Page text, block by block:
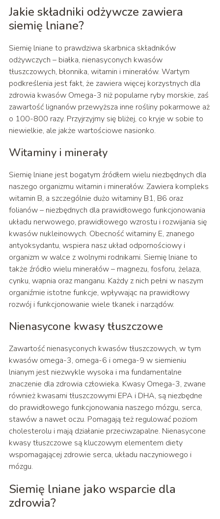
Jakie składniki odżywcze zawiera
siemię lniane?
Siemię lniane to prawdziwa skarbnica składników
odżywczych – białka, nienasyconych kwasów
tłuszczowych, błonnika, witamin i minerałów. Wartym
podkreślenia jest fakt, że zawiera więcej korzystnych dla
zdrowia kwasów Omega-3 niż popularne ryby morskie, zaś
zawartość lignanów przewyższa inne rośliny pokarmowe aż
o 100-800 razy. Przyjrzyjmy się bliżej, co kryje w sobie to
niewielkie, ale jakże wartościowe nasionko.
Witaminy i minerały
Siemię lniane jest bogatym źródłem wielu niezbędnych dla
naszego organizmu witamin i minerałów. Zawiera kompleks
witamin B, a szczególnie dużo witaminy B1, B6 oraz
folianów – niezbędnych dla prawidłowego funkcjonowania
układu nerwowego, prawidłowego wzrostu i rozwijania się
kwasów nukleinowych. Obecność witaminy E, znanego
antyoksydantu, wspiera nasz układ odpornościowy i
organizm w walce z wolnymi rodnikami. Siemię lniane to
także źródło wielu minerałów – magnezu, fosforu, żelaza,
cynku, wapnia oraz manganu. Każdy z nich pełni w naszym
organiźmie istotne funkcje, wpływając na prawidłowy
rozwój i funkcjonowanie wiele tkanek i narządów.
Nienasycone kwasy tłuszczowe
Zawartość nienasyconych kwasów tłuszczowych, w tym
kwasów omega-3, omega-6 i omega-9 w siemieniu
lnianym jest niezwykle wysoka i ma fundamentalne
znaczenie dla zdrowia człowieka. Kwasy Omega-3, zwane
również kwasami tłuszczowymi EPA i DHA, są niezbędne
do prawidłowego funkcjonowania naszego mózgu, serca,
stawów a nawet oczu. Pomagają też regulować poziom
cholesterolu i mają działanie przeciwzapalne. Nienasycone
kwasy tłuszczowe są kluczowym elementem diety
wspomagającej zdrowie serca, układu naczyniowego i
mózgu.
Siemię lniane jako wsparcie dla
zdrowia?